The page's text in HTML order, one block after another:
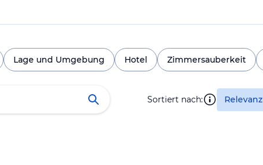
Lage und Umgebung Hotel Zimmersauberkeit
Sortiert nach: Relevanz